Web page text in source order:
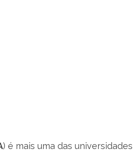
) é mais uma das universidades